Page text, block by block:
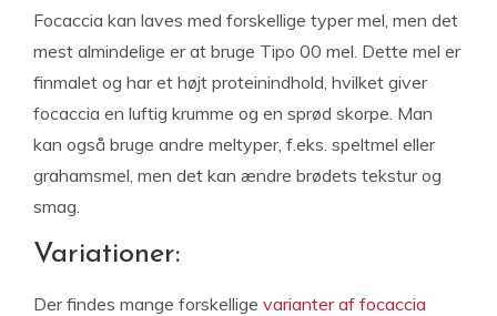
Focaccia kan laves med forskellige typer mel, men det
mest almindelige er at bruge Tipo 00 mel. Dette mel er
finmalet og har et højt proteinindhold, hvilket giver
focaccia en luftig krumme og en sprød skorpe. Man
kan også bruge andre meltyper, f.eks. speltmel eller
grahamsmel, men det kan ændre brødets tekstur og
smag.
Variationer:
Der findes mange forskellige varianter af focaccia